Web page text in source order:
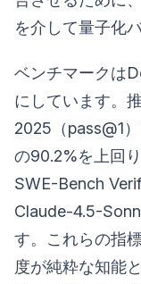
を介して量子化
ベンチマークは
にしています。
2025（pass@1
の90.2%を上回
SWE-Bench
Claude-4.5-
す。これらの指
度が純粋な知能